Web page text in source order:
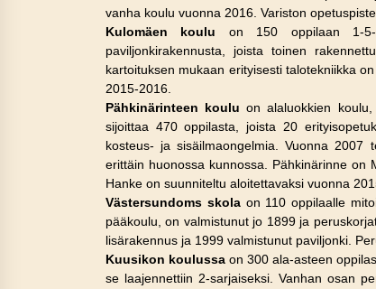
vanha koulu vuonna 2016. Variston
Kulomäen koulu on 150 oppilaan 1-5-
paviljonkirakennusta, joista toinen
kartoituksen mukaan erityisesti talotekniikka
2015-2016.
Pähkinärinteen koulu on alaluokkien
sijoittaa 470 oppilasta, joista 20
kosteus- ja sisäilmaongelmia. Vuonna 2007
erittäin huonossa kunnossa. Pähkinärinne on
Hanke on suunniteltu aloitettavaksi vuonna
Västersundoms skolaon 110 oppilaalle
pääkoulu, on valmistunut jo 1899 ja
lisärakennus ja 1999 valmistunut paviljonki.
Kuusikon koulussa on 300 ala-asteen
se laajennettiin 2-sarjaiseksi. Vanhan osan